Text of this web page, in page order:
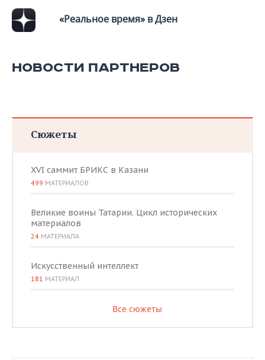
«Реальное время» в Дзен
НОВОСТИ ПАРТНЕРОВ
Сюжеты
XVI саммит БРИКС в Казани
499 МАТЕРИАЛОВ
Великие воины Татарии. Цикл исторических
материалов
24 МАТЕРИАЛА
Искусственный интеллект
181 МАТЕРИАЛ
Все сюжеты